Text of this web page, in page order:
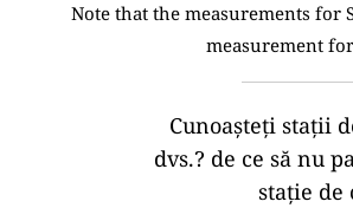
Note that the measurements for
measurement
Cunoașteți stații
dvs.? de ce să nu
stație de